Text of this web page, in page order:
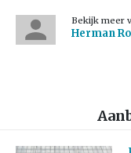
Bekijk meer
Herman